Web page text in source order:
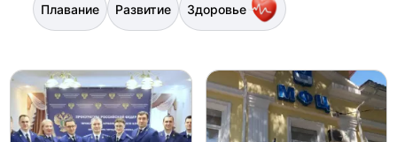
Плавание Развитие Здоровье